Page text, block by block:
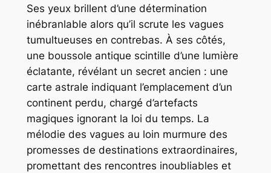
Ses yeux brillent d’une détermination
inébranlable alors qu’il scrute les vagues
tumultueuses en contrebas. À ses côtés,
une boussole antique scintille d’une lumière
éclatante, révélant un secret ancien : une
carte astrale indiquant l’emplacement d’un
continent perdu, chargé d’artefacts
magiques ignorant la loi du temps. La
mélodie des vagues au loin murmure des
promesses de destinations extraordinaires,
promettant des rencontres inoubliables et